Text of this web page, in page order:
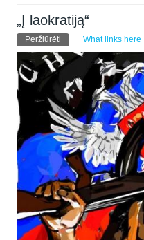
„Į laokratiją“
Pirminės kortelės
Peržiūrėti (aktyvi kortelė)
What links here